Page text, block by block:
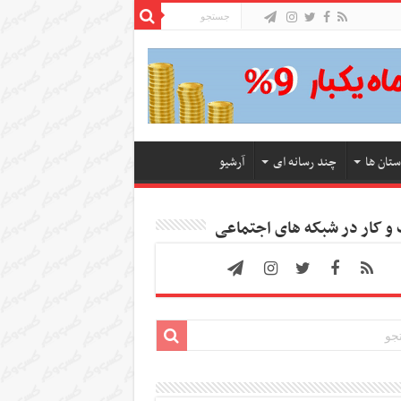
ها چند رسانه ای آرشیو
کار در شبکه های اجتماعی